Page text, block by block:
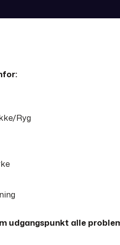
Ryg
udgangspunkt alle